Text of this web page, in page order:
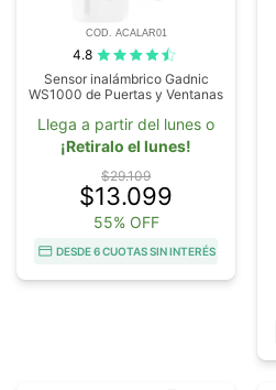
COD. ACALAR01
4.8
Sensor inalámbrico Gadnic
WS1000 de Puertas y Ventanas
Llega a partir del lunes o
¡Retiralo el lunes!
$29.109
$13.099
55% OFF
DESDE 6 CUOTAS SIN INTERÉS